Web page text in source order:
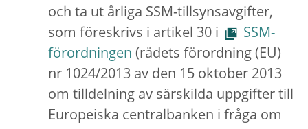
och ta ut årliga SSM-tillsynsavgifter,
som föreskrivs i artikel 30 i
SSM-
förordningen (rådets förordning (EU)
nr 1024/2013 av den 15 oktober 2013
om tilldelning av särskilda uppgifter till
Europeiska centralbanken i fråga om